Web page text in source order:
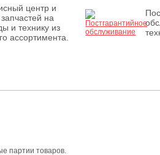
центр и
запчастей на
и технику из
ассортимента.
партии товаров.